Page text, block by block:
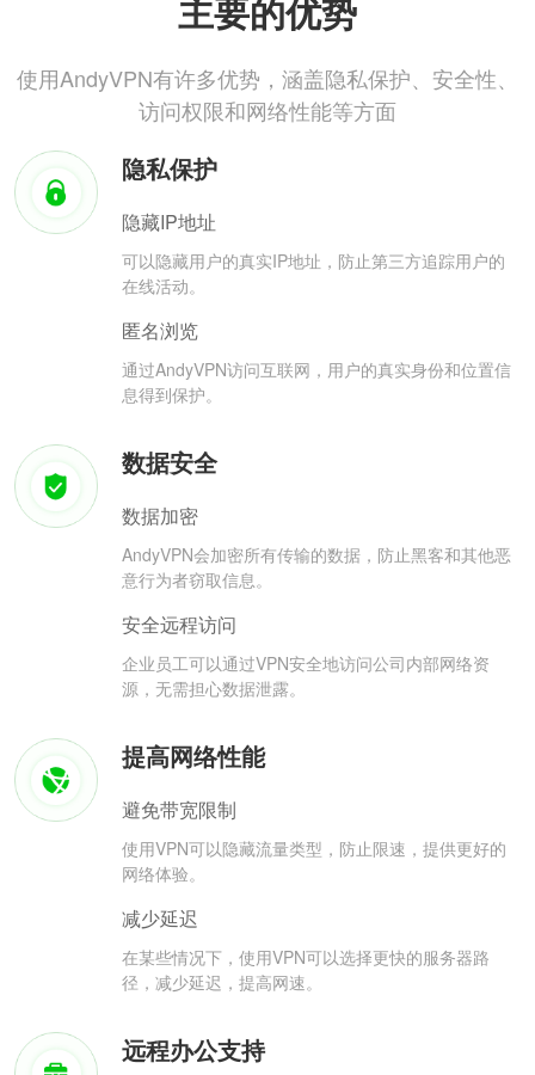
主要的优势
使用AndyVPN有许多优势，涵盖隐私保护、安全性、
访问权限和网络性能等方面
隐私保护
隐藏IP地址
可以隐藏用户的真实IP地址，防止第三方追踪用户的
在线活动。
匿名浏览
通过AndyVPN访问互联网，用户的真实身份和位置信
息得到保护。
数据安全
数据加密
AndyVPN会加密所有传输的数据，防止黑客和其他恶
意行为者窃取信息。
安全远程访问
企业员工可以通过VPN安全地访问公司内部网络资
源，无需担心数据泄露。
提高网络性能
避免带宽限制
使用VPN可以隐藏流量类型，防止限速，提供更好的
网络体验。
减少延迟
在某些情况下，使用VPN可以选择更快的服务器路
径，减少延迟，提高网速。
远程办公支持